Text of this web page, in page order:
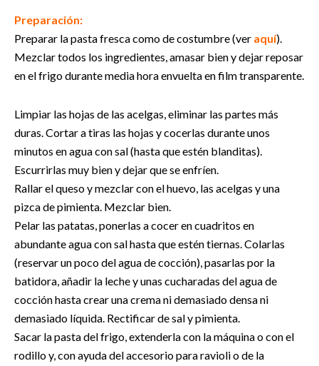
Preparación:
Preparar la pasta fresca como de costumbre (ver aquí).
Mezclar todos los ingredientes, amasar bien y dejar reposar
en el frigo durante media hora envuelta en film transparente.
Limpiar las hojas de las acelgas, eliminar las partes más
duras. Cortar a tiras las hojas y cocerlas durante unos
minutos en agua con sal (hasta que estén blanditas).
Escurrirlas muy bien y dejar que se enfríen.
Rallar el queso y mezclar con el huevo, las acelgas y una
pizca de pimienta. Mezclar bien.
Pelar las patatas, ponerlas a cocer en cuadritos en
abundante agua con sal hasta que estén tiernas. Colarlas
(reservar un poco del agua de cocción), pasarlas por la
batidora, añadir la leche y unas cucharadas del agua de
cocción hasta crear una crema ni demasiado densa ni
demasiado líquida. Rectificar de sal y pimienta.
Sacar la pasta del frigo, extenderla con la máquina o con el
rodillo y, con ayuda del accesorio para ravioli o de la